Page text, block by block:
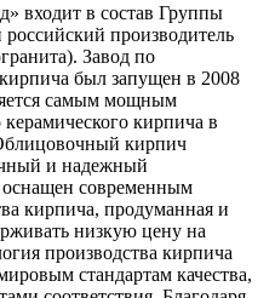
входит в состав Группы
производитель
Завод по
был запущен в 2008
самым мощным
кирпича в
кирпич
и надежный
оснащен современным
кирпича, продуманная и
низкую цену на
производства кирпича
стандартам качества,